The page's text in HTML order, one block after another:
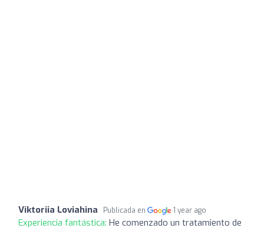
Viktoriia Loviahina Publicada en 1 year ago
Experiencia fantástica: He comenzado un tratamiento de